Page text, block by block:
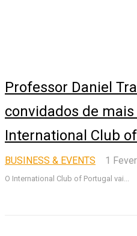
Professor Daniel
convidados de
International Club
BUSINESS & EVENTS 1
O International Club of Portugal vai...